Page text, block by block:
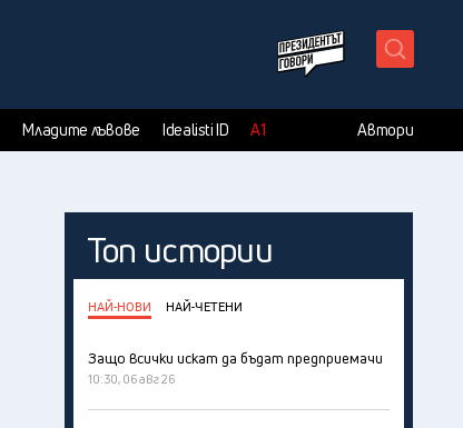
Младите лъвове Idealisti ID А1 Автори
Топ истории
НАЙ-НОВИ НАЙ-ЧЕТЕНИ
Защо всички искат да бъдат предприемачи
10:30, 06 авг 26